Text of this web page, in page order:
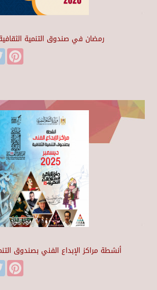
رمضان في صندوق التنمية الثقافية
Twitter
أنشطة مراكز الإبداع الفني بصندوق
Twitter